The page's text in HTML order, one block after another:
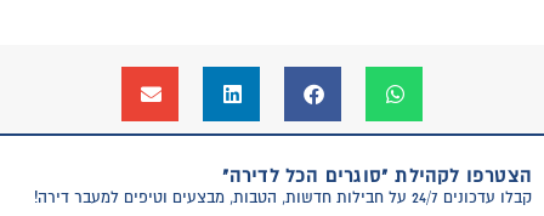
הצטרפו לקהילת "סוגרים הכל לדירה"
קבלו עדכונים 24/7 על חבילות חדשות, הטבות, מבצעים וטיפים למעבר דירה!